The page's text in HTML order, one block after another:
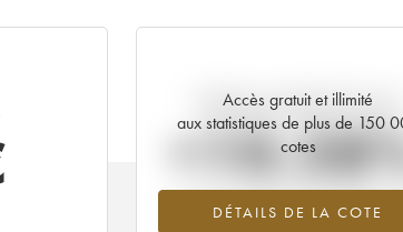
Accès gratuit et illimité
aux statistiques de plus de 150
cotes
DÉTAILS DE LA COTE
Tendance actuelle de la cote
Tendance à la hausse du millésime
en 2026 par rapport à 2025